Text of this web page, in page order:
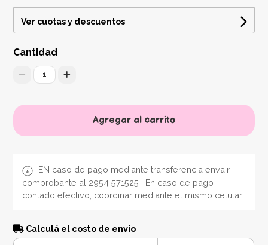
Ver cuotas y descuentos
Cantidad
1
Agregar al carrito
EN caso de pago mediante transferencia envair
comprobante al 2954 571525 . En caso de pago
contado efectivo, coordinar mediante el mismo celular.
Calculá el costo de envío